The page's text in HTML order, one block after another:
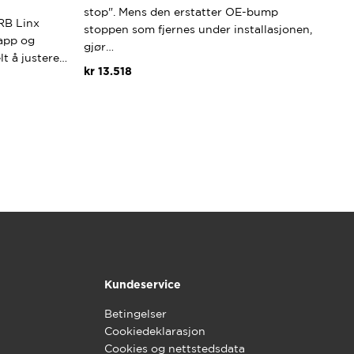
Linx
og
å justere…
stop". Mens den erstatter OE-bump
stoppen som fjernes under installasjonen,
gjør…
kr 13.518
Kundeservice
Betingelser
Cookiedeklarasjon
Cookies og nettstedsdata